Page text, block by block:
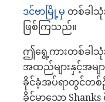
ဒင်ဗာမြို့မှ တစ်ခါသုံ
ဖြစ်ကြသည်။
ဤရွေ့ကားတစ်ခါ
အထည်များနှင့်အမျ
ခိုင်ခံ့အပ်ရာတွင်တစ်
ခိုင်မာသော